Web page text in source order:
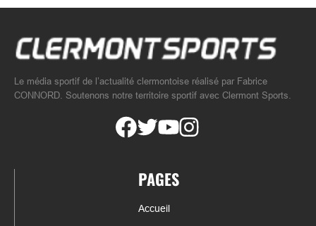
Le média sportif de l’actualité clermontoise réalisé par Fabrice
CONNORD. Soutenons notre territoire sportif avec Clermont Sports.
PAGES
Accueil